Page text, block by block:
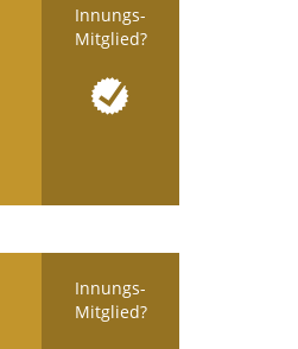
Innungs-
Mitglied?
Innungs-
Mitglied?